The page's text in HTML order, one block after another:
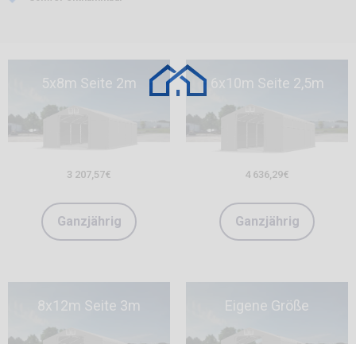
5x8m Seite 2m
3 207,57€
Ganzjährig
6x10m Seite 2,5m
4 636,29€
Ganzjährig
8x12m Seite 3m Eigene Größe